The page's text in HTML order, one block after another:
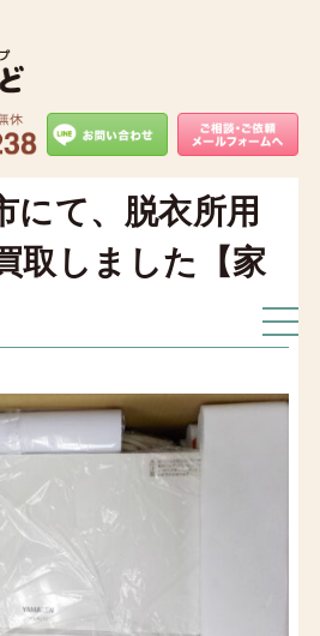
にて、脱衣所用
取しました【家